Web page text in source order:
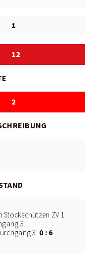
1
12
2
Stockschützen ZV 1
3.
3: 0 : 6